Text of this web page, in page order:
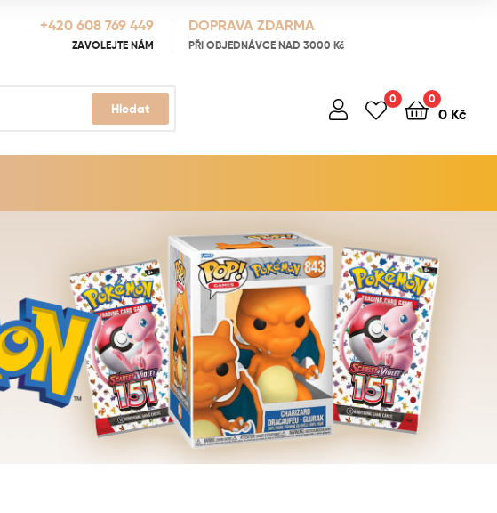
+420 608 769 449
ZAVOLEJTE NÁM
DOPRAVA ZDARMA
PŘI OBJEDNÁVCE NAD 3000 Kč
Hledat
0 0
0 Kč